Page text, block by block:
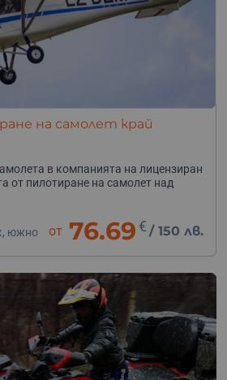
на самолет край
в компанията на лицензиран
от пилотиране на самолет над
южно
от 76.69 € /150 лв.